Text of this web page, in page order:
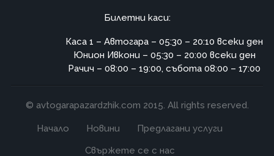
Билетни каси:
Каса 1 – Автогара – 05:30 – 20:10 всеки ден
Юнион Ивкони – 05:30 – 20:00 всеки ден
Рачич – 08:00 – 19:00, събота 08:00 – 17:00
© avtogarapazardzhik.com 2015. All rights reserved.
Начало Новини
Предлагани услуги
Свържете се с нас